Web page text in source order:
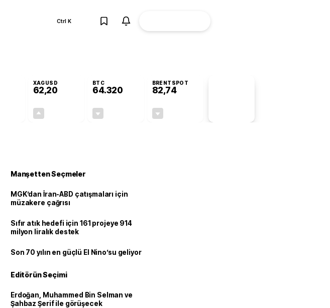
Ctrl K
XAGUSD
62,20
BTC
64.320
BRENTSPOT
82,74
Manşetten Seçmeler
MGK’dan İran-ABD çatışmaları için
müzakere çağrısı
Sıfır atık hedefi için 161 projeye 914
milyon liralık destek
Son 70 yılın en güçlü El Nino’su geliyor
Editörün Seçimi
Erdoğan, Muhammed Bin Selman ve
Şahbaz Şerif ile görüşecek